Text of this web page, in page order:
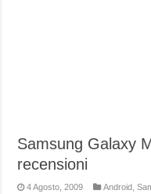
Samsung Galaxy
recensioni
4 Agosto, 2009 Android ,